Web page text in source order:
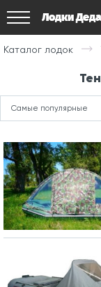
Лодки
Каталог лодок
Самые популярные